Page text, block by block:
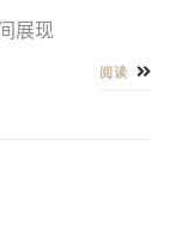
展现
阅读